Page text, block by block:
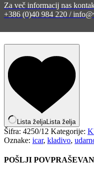
Za več informacij nas
+386 (0)40 984 220 /
Lista želja Lista želja
Šifra: 4250/12 Kategorije:
Oznake: icar, kladivo,
POŠLJI